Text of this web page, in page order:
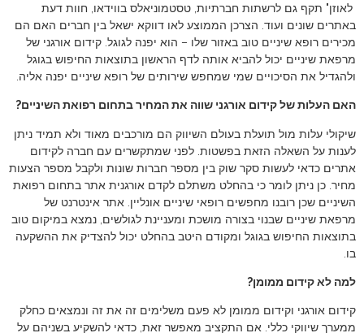
לאוזן" תקף גם לרשתות חברתיות, טסטמוניאלס בווידאו, חוות דעת
באתרים שונים ועוד. הצרכן הממוצע לאו דווקא ישאל בין חברים האם הם
מכירים רופא שיניים טוב באזור שלו – הוא יפנה לגוגל. קידום אורגני של
מרפאת שיניים יכול להביא אותה לדף הראשון בתוצאות החיפוש בגוגל
ולהגדיל את הסיכויים שמי שמחפש שירותים של רופא שיניים יפנה אליה.
האם העלות של קידום אורגני שווה את המחיר בתחום רפואת השיניים?
שיקולי עלות מול תועלת בעולם השיווק הם מורכבים מאוד ולא תמיד ניתן
לענות על השאלה הזאת בפשטות. לפני שמתקשרים עם חברה לקידום
אתרים כדאי לעשות סקר שוק בין מספר חברות שונות ולקבל מספר הצעות
מחיר. כן ניתן לומר כי בהחלט משתלם לקדם אורגנית אתר בתחום רפואת
השיניים שכן רובנו מחפשים רופאי שיניים אונליין. אתר אינטרנט של
מרפאת שיניים שבנוי בצורה מושכת ומעניינת לגולשים, נמצא במיקום טוב
בתוצאות החיפוש בגוגל ומקודם היטב בהחלט יכול להצדיק את ההשקעה
בו.
למה לא קידום ממומן?
קידום אורגני וקידום ממומן לא פעם משלימים זה את זה ונמצאים כחלק
ממערך שיווקי כללי. אם התקציב מאפשר זאת, כדאי להשקיע בשניהם על